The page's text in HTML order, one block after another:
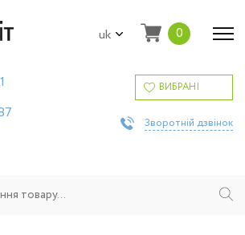
uk 0
ВИБРАНІ
Зворотній дзвінок